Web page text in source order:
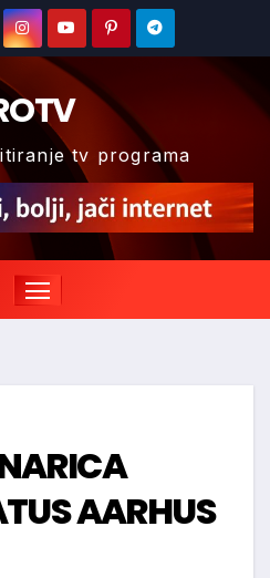
tv programa
AARHUS